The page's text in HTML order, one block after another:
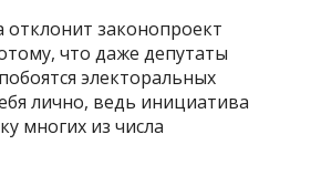
отклонит законопроект
что даже депутаты
электоральных
лично, ведь инициатива
многих из числа